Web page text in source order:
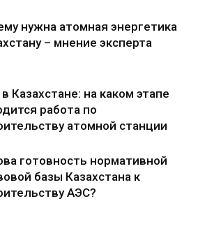
нужна атомная энергетика
– мнение эксперта
Казахстане: на каком этапе
работа по
атомной станции
готовность нормативной
базы Казахстана к
АЭС?